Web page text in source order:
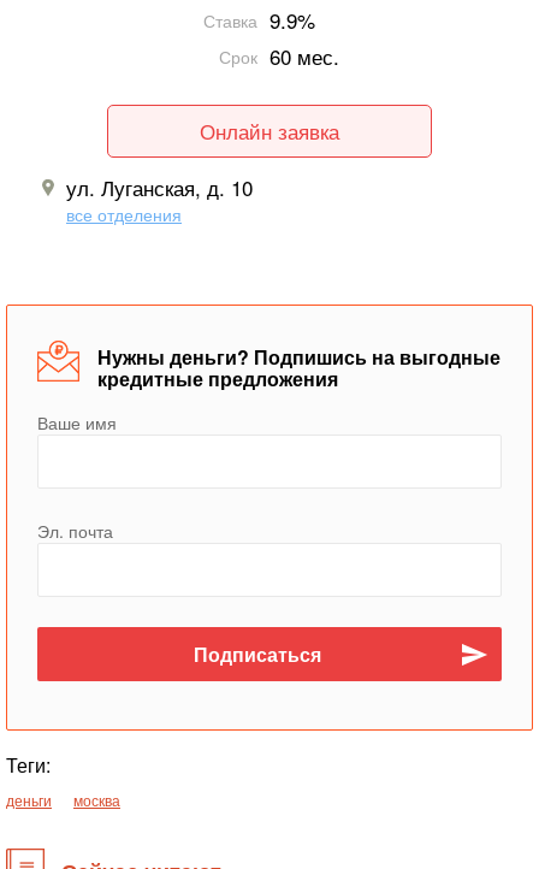
Ставка 9.9%
Срок 60 мес.
Онлайн заявка
ул. Луганская, д. 10
все отделения
Нужны деньги? Подпишись на выгодные
кредитные предложения
Ваше имя
Эл. почта
Теги:
деньги москва